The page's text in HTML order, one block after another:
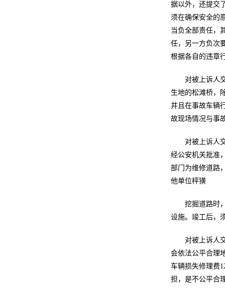
据以外，还提交
须在确保安全的
当负全部责任，
任，另一方负次
根据各自的违章
对被上诉人
生地的松滩桥，
并且在事故车辆
故现场情况与事
对被上诉人
经公安机关批准
部门为维修道路
他单位枰獚
挖掘道路时
设施。竣工后，
对被上诉人
会依法公平合理
车辆损失修理费
担，是不公平合